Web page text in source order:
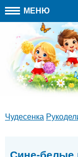
МЕНЮ
Чудесенка